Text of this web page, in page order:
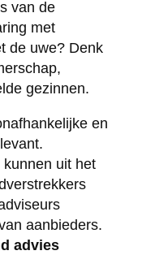
van de
met
de uwe? Denk
gezinnen.
en
uit het
aanbieders.
advies